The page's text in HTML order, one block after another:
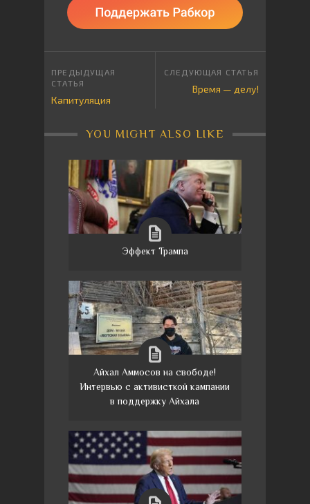
Капитуляция
Время — делу!
YOU MIGHT ALSO LIKE
Эффект Трампа
Айхал Аммосов на свободе!
Интервью с активисткой кампании
в поддержку Айхала